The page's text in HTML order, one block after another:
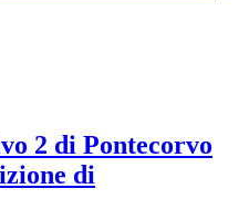
2 di Pontecorvo
di